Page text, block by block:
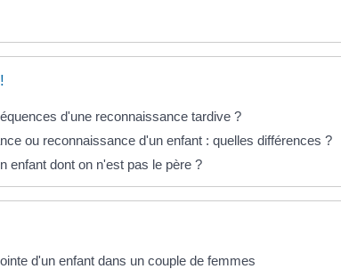
d'une reconnaissance tardive ?
ou reconnaissance d'un enfant : quelles différences ?
enfant dont on n'est pas le père ?
d'un enfant dans un couple de femmes